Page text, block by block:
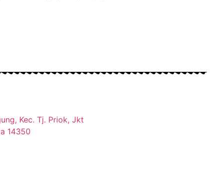
Kec. Tj. Priok, Jkt
14350